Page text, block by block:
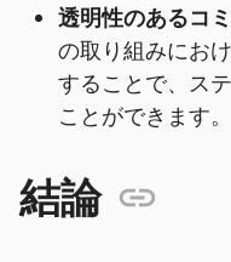
透明性のあるコ
の取り組みにお
することで、ス
ことができます。
結論